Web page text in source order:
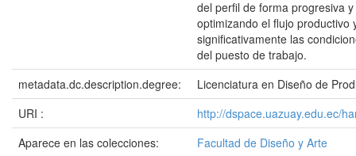
del perfil de forma progresiva
optimizando el flujo productivo
significativamente las
del puesto de trabajo.
metadata.dc.description.degree:
Licenciatura en Diseño de
URI :
http://dspace.uazuay.edu.ec/
Aparece en las colecciones:
Facultad de Diseño y Arte